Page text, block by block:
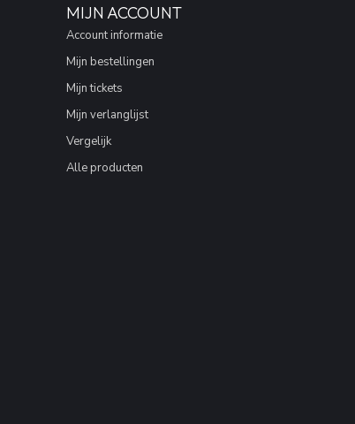
MIJN ACCOUNT
Account informatie
Mijn bestellingen
Mijn tickets
Mijn verlanglijst
Vergelijk
Alle producten